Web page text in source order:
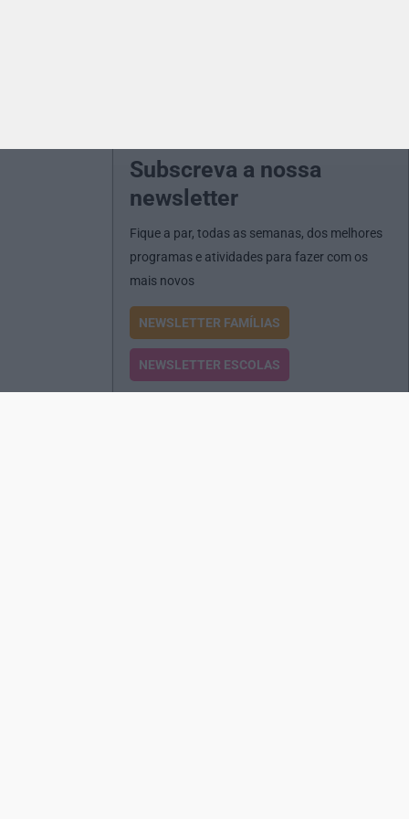
Subscreva a nossa
newsletter
Fique a par, todas as semanas, dos melhores
programas e atividades para fazer com os
mais novos
NEWSLETTER FAMÍLIAS
NEWSLETTER ESCOLAS